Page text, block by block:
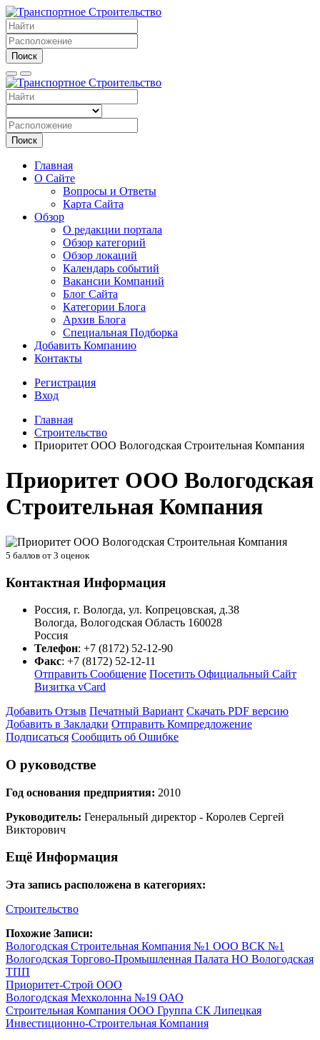
Поиск
Поиск
Главная
О Сайте
Вопросы и Ответы
Карта Сайта
Обзор
О редакции портала
Обзор категорий
Обзор локаций
Календарь событий
Вакансии Компаний
Блог Сайта
Категории Блога
Архив Блога
Специальная Подборка
Добавить Компанию
Контакты
Регистрация
Вход
Главная
Строительство
Приоритет ООО Вологодская Строительная Компания
Приоритет ООО Вологодская
Строительная Компания
5 баллов от 3 оценок
Контактная Информация
Россия, г. Вологда, ул. Копрецовская, д.38
Вологда, Вологодская Область 160028
Россия
Телефон: +7 (8172) 52-12-90
Факс: +7 (8172) 52-12-11
Отправить Сообщение Посетить Официальный Сайт
Визитка vCard
Добавить Отзыв Печатный Вариант Скачать PDF версию
Добавить в Закладки Отправить Компредложение
Подписаться Сообщить об Ошибке
О руководстве
Год основания предприятия: 2010
Руководитель: Генеральный директор - Королев Сергей
Викторович
Ещё Информация
Эта запись расположена в категориях:
Строительство
Похожие Записи:
Вологодская Строительная Компания №1 ООО ВСК №1
Вологодская Торгово-Промышленная Палата НО Вологодская
ТПП
Приоритет-Строй ООО
Вологодская Мехколонна №19 ОАО
Строительная Компания ООО Группа СК Липецкая
Инвестиционно-Строительная Компания